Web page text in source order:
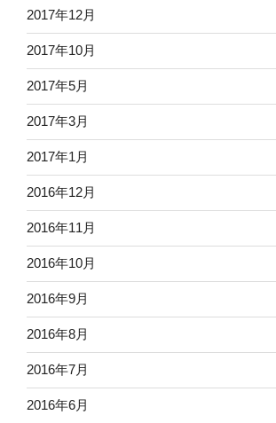
2017年12月
2017年10月
2017年5月
2017年3月
2017年1月
2016年12月
2016年11月
2016年10月
2016年9月
2016年8月
2016年7月
2016年6月